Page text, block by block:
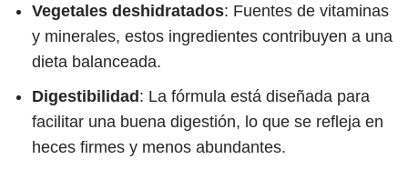
Vegetales deshidratados: Fuentes de vitaminas
y minerales, estos ingredientes contribuyen a una
dieta balanceada.
Digestibilidad: La fórmula está diseñada para
facilitar una buena digestión, lo que se refleja en
heces firmes y menos abundantes.